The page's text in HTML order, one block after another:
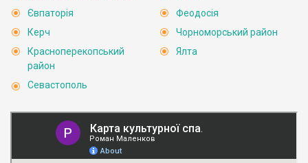
Євпаторія
Керч
Красноперекопський
район
Севастополь
Феодосія
Чорноморський район
Ялта